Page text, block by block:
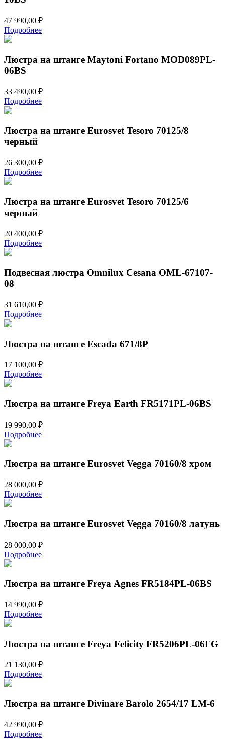
47 990,00 ₽
Подробнее
Люстра на штанге Maytoni Fortano MOD089PL-
06BS
33 490,00 ₽
Подробнее
Люстра на штанге Eurosvet Tesoro 70125/8
черный
26 300,00 ₽
Подробнее
Люстра на штанге Eurosvet Tesoro 70125/6
черный
20 400,00 ₽
Подробнее
Подвесная люстра Omnilux Cesana OML-67107-
08
31 610,00 ₽
Подробнее
Люстра на штанге Escada 671/8P
17 100,00 ₽
Подробнее
Люстра на штанге Freya Earth FR5171PL-06BS
19 990,00 ₽
Подробнее
Люстра на штанге Eurosvet Vegga 70160/8 хром
28 000,00 ₽
Подробнее
Люстра на штанге Eurosvet Vegga 70160/8 латунь
28 000,00 ₽
Подробнее
Люстра на штанге Freya Agnes FR5184PL-06BS
14 990,00 ₽
Подробнее
Люстра на штанге Freya Felicity FR5206PL-06FG
21 130,00 ₽
Подробнее
Люстра на штанге Divinare Barolo 2654/17 LM-6
42 990,00 ₽
Подробнее